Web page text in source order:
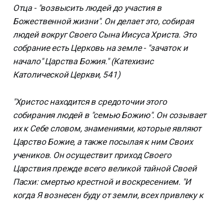
Отца - "возвысить людей до участия в
Божественной жизни". Он делает это, собирая
людей вокруг Своего Сына Иисуса Христа. Это
собрание есть Церковь на земле - "зачаток и
начало" Царства Божия." (Катехизис
Католической Церкви, 541)
"Христос находится в средоточии этого
собирания людей в "семью Божию". Он созывает
их к Себе словом, знамениями, которые являют
Царство Божие, а также посылая к ним Своих
учеников. Он осуществит приход Своего
Царствия прежде всего великой тайной Своей
Пасхи: смертью крестной и воскресением. "И
когда Я вознесен буду от земли, всех привлеку к